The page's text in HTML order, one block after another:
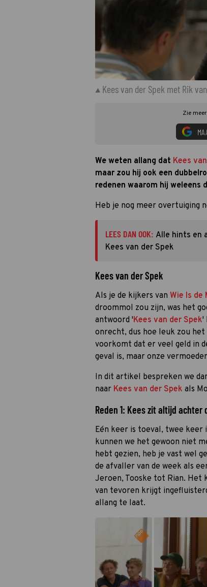
Kees van der Spek met Rik
Zie
We weten allang dat Kees
maar zou hij ook een
redenen waarom hij weleens
Heb je nog meer overtuiging
LEES DAN OOK: Alle hints en
Kees van der Spek
Kees van der Spek
Als je de kijkers van Wie Is de
droommol zou zijn, was het
antwoord 'Kees van der Spek'
onrecht, dus hoe leuk zou
voorkomt dat er veel geld in
geval is, maar onze
In dit artikel bespreken we
naar Kees van der Spek als
Reden 1: Kees zit altijd achter
Eén keer is toeval, twee keer
kunnen we het gewoon niet
hebt gezien, heb je vast wel
de afvaller van de week als
Jeroen, Tooske tot Rian. Het
van tevoren krijgt
allang te laat.